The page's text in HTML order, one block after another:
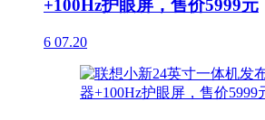
+100Hz护眼屏，售价5999元
6 07.20